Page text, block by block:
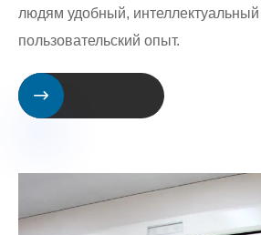
людям удобный,
пользовательский опыт.
